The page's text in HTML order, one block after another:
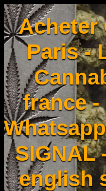
Acheter
Paris -
france
SIGNAL
english